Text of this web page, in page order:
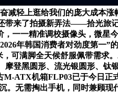
减轻上逛给我们的庞大成本
带来了拍摄新弄法——拾光旅
一一精准调校摄像头，微星
年韩国消费者对劲度第一
可满脚全天候舒服佩带需
登黑圆形、流光银圆形、
ATX机箱FLP03已于今日
。无需掏出手机，同时兼顾